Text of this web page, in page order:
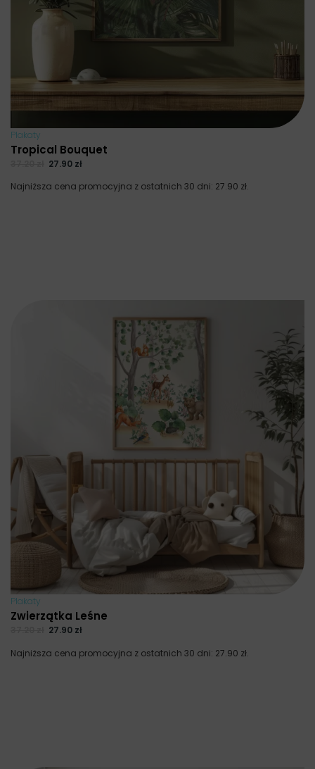
Plakaty
Tropical Bouquet
27.90 zł
Najniższa cena promocyjna z ostatnich 30 dni: 27.90 zł.
Plakaty
Zwierzątka Leśne
27.90 zł
Najniższa cena promocyjna z ostatnich 30 dni: 27.90 zł.